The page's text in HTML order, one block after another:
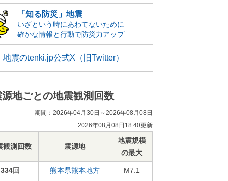
「知る防災」地震
いざという時にあわてないために
確かな情報と行動で防災力アップ
地震のtenki.jp公式X（旧Twitter）
源地ごとの地震観測回数
期間：2026年04月30日～2026年08月08日
2026年08月08日18:40更新
観測回数 震源地
地震規模
の最大
334回 熊本県熊本地方 M7.1